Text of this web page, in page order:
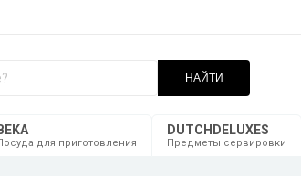
НАЙТИ
для приготовления
DUTCHDELUXES
Предметы сервировки